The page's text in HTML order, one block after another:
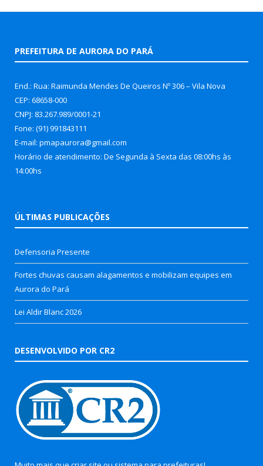
PREFEITURA DE AURORA DO PARÁ
End.: Rua: Raimunda Mendes De Queiros Nº 306 – Vila Nova
CEP: 68658-000
CNPJ: 83.267.989/0001-21
Fone: (91) 991843111
E-mail: pmapaurora@gmail.com
Horário de atendimento: De Segunda à Sexta das 08:00hs às
14:00hs
ÚLTIMAS PUBLICAÇÕES
Defensoria Presente
Fortes chuvas causam alagamentos e mobilizam equipes em
Aurora do Pará
Lei Aldir Blanc 2026
DESENVOLVIDO POR CR2